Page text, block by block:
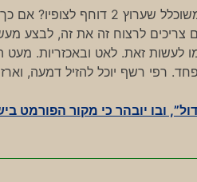
“בהתאם”? בהתאם לסולם הערכי
לרצוח זה את זה, לבצע
לעשות זאת. לאט ובאכזריות. מעט
רשף יוכל להזיל דמעה, וארז